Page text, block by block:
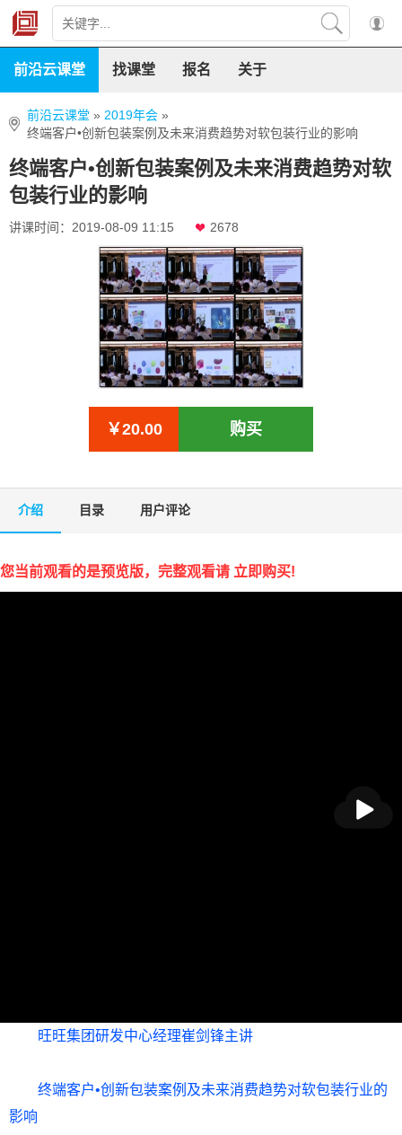
前沿云课堂 找课堂 报名 关于
前沿云课堂 » 2019年会 »
终端客户•创新包装案例及未来消费趋势对软包装行业的影响
终端客户•创新包装案例及未来消费趋势对软
包装行业的影响
讲课时间：2019-08-09 11:15 2678
￥20.00 购买
介绍 目录 用户评论
您当前观看的是预览版，完整观看请 立即购买!
放
旺旺集团研发中心经理崔剑锋主讲
终端客户•创新包装案例及未来消费趋势对软包装行业的
影响